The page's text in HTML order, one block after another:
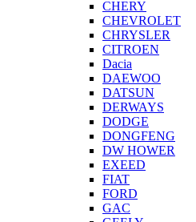
CHERY
CHEVROLET
CHRYSLER
CITROEN
Dacia
DAEWOO
DATSUN
DERWAYS
DODGE
DONGFENG
DW HOWER
EXEED
FIAT
FORD
GAC